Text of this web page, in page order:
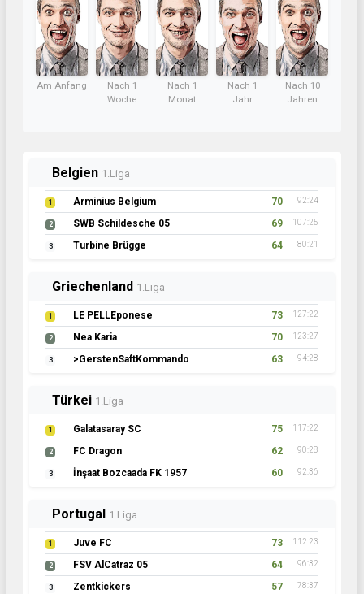
Am Anfang
Nach 1
Woche
Nach 1
Monat
Nach 1
Jahr
Nach 10
Jahren
Belgien 1.Liga
1 Arminius Belgium 70 92:24
2 SWB Schildesche 05 69 107:25
3 Turbine Brügge 64 80:21
Griechenland 1.Liga
1 LE PELLEponese 73 127:22
2 Nea Karia 70 123:27
3 >GerstenSaftKommando 63 94:28
Türkei 1.Liga
1 Galatasaray SC 75 117:22
2 FC Dragon 62 90:28
3 İnşaat Bozcaada FK 1957 60 92:36
Portugal 1.Liga
1 Juve FC 73 112:23
2 FSV AlCatraz 05 64 96:32
3 Zentkickers 57 78:37